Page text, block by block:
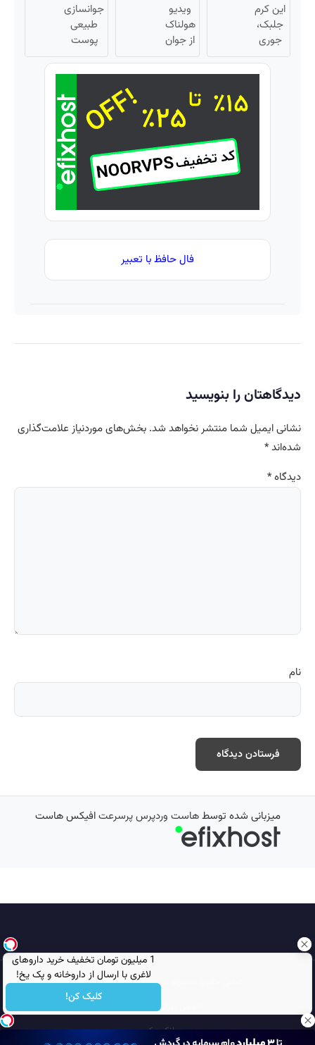
1 میلیون تومان تخفیف خرید داروهای
لاغری با ارسال از داروخانه و پک یخ!
کلیک کن!
جوون
شدی
🔥
این
دکتر
کرم
ترمیم
کننده
شما(خرید
با تخفیف
ویژه)
معکوس
کن
این کرم
جلبک،
جوری
چروکاتو
صاف
ویدیو
هولناک
از جوان
کارتن
خوابی
میلیاردر
شد.
رایگان
جوانسازی
طبیعی
پوست
بدون
بوتاکس و
😳! خرید
با تخفیف
ویژه
فال حافظ با تعبیر
دیدگاهتان را بنویسید
نشانی ایمیل شما منتشر نخواهد شد. بخش‌های موردنیاز علامت‌گذاری
شده‌اند*
دیدگاه*
نام
میزبانی شده توسطهاست وردپرس پرسرعتافیکس هاست
تمامی حقوق محفوظ است © 2026
مجله نورگرام
انجمن نورگرام
بانک عکس